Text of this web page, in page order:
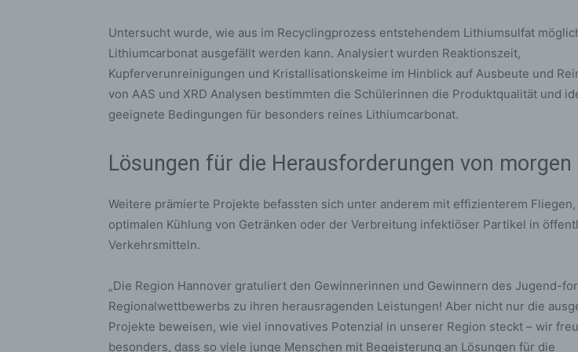
Untersucht wurde, wie aus im Recyclingprozess entstehendem Lithiumsulfat
Lithiumcarbonat ausgefällt werden kann. Analysiert wurden Reaktionszeit,
Kupferverunreinigungen und Kristallisationskeime im Hinblick auf Ausbeute und
von AAS und XRD Analysen bestimmten die Schülerinnen die Produktqualität und
geeignete Bedingungen für besonders reines Lithiumcarbonat.
Lösungen für die Herausforderungen von morgen
Weitere prämierte Projekte befassten sich unter anderem mit effizienterem Fliegen,
optimalen Kühlung von Getränken oder der Verbreitung infektiöser Partikel in
Verkehrsmitteln.
„Die Region Hannover gratuliert den Gewinnerinnen und Gewinnern des Jugend-
Regionalwettbewerbs zu ihren herausragenden Leistungen! Aber nicht nur die
Projekte beweisen, wie viel innovatives Potenzial in unserer Region steckt – wir
besonders, dass so viele junge Menschen mit Begeisterung an Lösungen für die
Zuverlässigkeit, Verhalten, Aufenthaltsort oder
Person zu analysieren oder vorherzusagen.
f) Pseudonymisierung
Pseudonymisierung ist die Verarbeitung
zugeordnet werden können, sofern diese
aufbewahrt werden und technischen und
identifizierten oder identifizierbaren natürlichen
g) Verantwortlicher oder für die
Verantwortlicher oder für die Verarbeitung
oder juristische Person, Behörde, Einrichtung
gemeinsam mit anderen über die Zwecke und
personenbezogenen Daten entscheidet. Sind
Verarbeitung durch das Unionsrecht oder das